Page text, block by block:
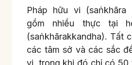
Pháp hữu vi (saṅkhāra
gồm nhiều thực tại
(saṅkhārakkandha). Tất
các tâm sở và các sắc
vi, trong khi đó chỉ có 50